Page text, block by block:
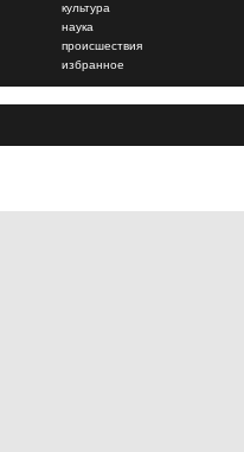
культура
наука
происшествия
избранное